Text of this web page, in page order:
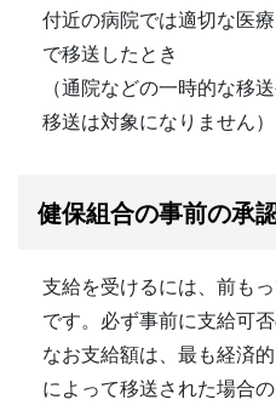
付近の病院では適切な医
で移送したとき
（通院などの一時的な移
移送は対象になりません）
健保組合の事前の承
支給を受けるには、前も
です。必ず事前に支給可
なお支給額は、最も経済
によって移送された場合